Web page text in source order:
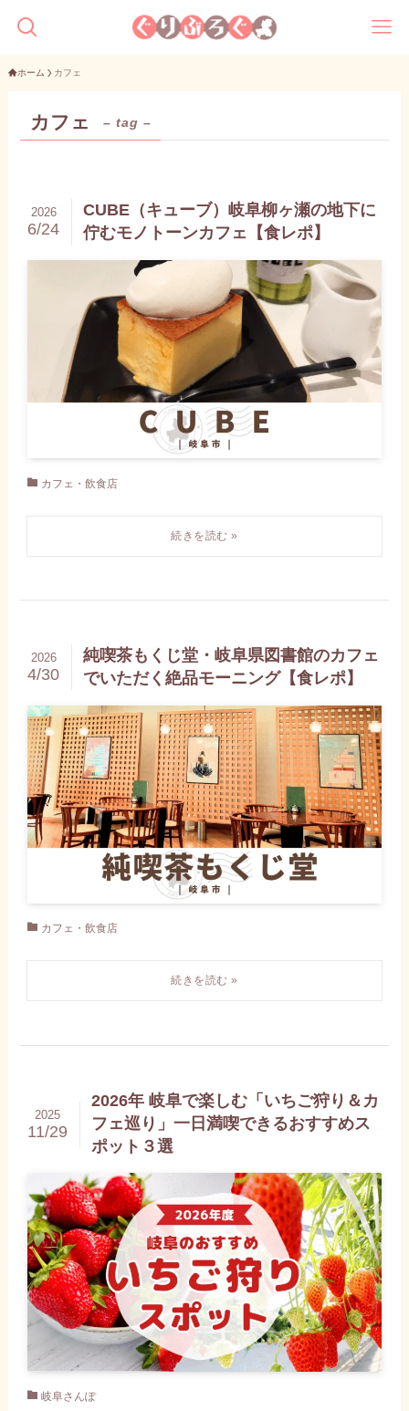
ホーム カフェ
カフェ – tag –
CUBE（キューブ）岐阜柳ヶ瀬の地下に
佇むモノトーンカフェ【食レポ】
2026
6/24
カフェ・飲食店
純喫茶もくじ堂・岐阜県図書館のカフェ
でいただく絶品モーニング【食レポ】
2026
4/30
カフェ・飲食店
2026年 岐阜で楽しむ「いちご狩り＆カ
フェ巡り」一日満喫できるおすすめス
ポット３選
2025
11/29
岐阜さんぽ